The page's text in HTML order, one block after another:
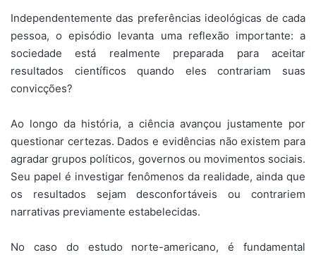
Independentemente das preferências ideológicas de cada
pessoa, o episódio levanta uma reflexão importante: a
sociedade está realmente preparada para aceitar
resultados científicos quando eles contrariam suas
convicções?
Ao longo da história, a ciência avançou justamente por
questionar certezas. Dados e evidências não existem para
agradar grupos políticos, governos ou movimentos sociais.
Seu papel é investigar fenômenos da realidade, ainda que
os resultados sejam desconfortáveis ou contrariem
narrativas previamente estabelecidas.
No caso do estudo norte-americano, é fundamental